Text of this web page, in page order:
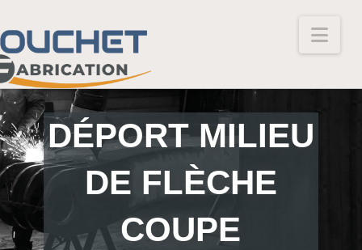
DÉPORT MILIEU
DE FLÈCHE
COUPE